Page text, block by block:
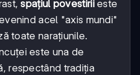
spațiul povestiriieste
acel "axis mundi"
toate narațiunile.
este una de
respectând tradiția